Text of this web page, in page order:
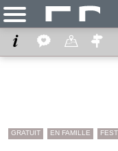
GRATUIT EN FAMILLE